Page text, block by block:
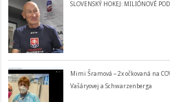
SLOVENSKÝ HOKEJ: MILIÓNOVÉ
Mimi Šramová – 2x očkovaná na
Vašáryovej a Schwarzenberga